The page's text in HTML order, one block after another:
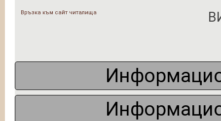
Връзка към сайт читалища